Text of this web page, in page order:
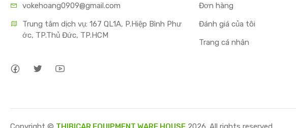
vokehoang0909@gmail.com
Trung tâm dịch vụ: 167 QL1A, P.Hiệp Bình Phư
ớc, TP.Thủ Đức, TP.HCM
Đơn hàng
Đánh giá của tôi
Trang cá nhân